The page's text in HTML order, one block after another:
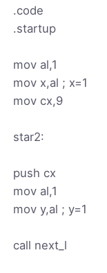
.code
.startup
mov al,1
mov x,al ; x=1
mov cx,9
star2:
push cx
mov al,1
mov y,al ; y=1
call next_l